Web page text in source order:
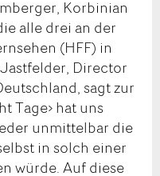
Korbinian
alle drei an der
(HFF) in
Director
sagt zur
Tage› hat uns
unmittelbar die
in solch einer
würde. Auf diese